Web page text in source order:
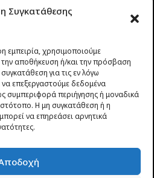
Συγκατάθεσης
εμπειρία, χρησιμοποιούμε
την αποθήκευση ή/και την πρόσβαση
για τις εν λόγω
να επεξεργαστούμε δεδομένα
περιήγησης ή μοναδικά
Η μη συγκατάθεση ή η
να επηρεάσει αρνητικά
και άλλων
ή λανθασμένη τεχνική
– Θεραπεία
της είσφρυσης
βαθμό βαρύτητας της